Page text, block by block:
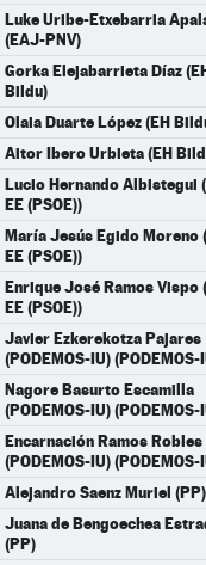
Luke Uribe-Etxebarria
(EAJ-PNV)
Gorka Elejabarrieta Díaz
Bildu)
Olaia Duarte López (EH
Aitor Ibero Urbieta (EH
Lucio Hernando Albistegui
EE (PSOE))
María Jesús Egido Moreno
EE (PSOE))
Enrique José Ramos Vispo
EE (PSOE))
Javier Ezkerekotza Pajares
(PODEMOS-IU) (PODEMOS-
Nagore Basurto Escamilla
(PODEMOS-IU) (PODEMOS-
Encarnación Ramos Robles
(PODEMOS-IU) (PODEMOS-
Alejandro Saenz Muriel (PP)
Juana de Bengoechea
(PP)